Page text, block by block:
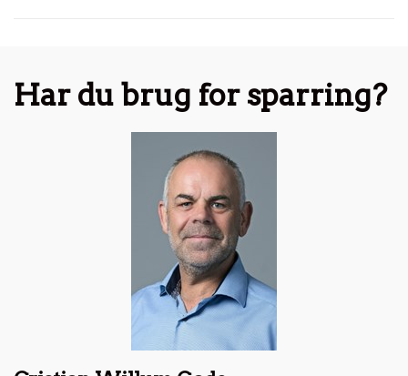
Har du brug for sparring?